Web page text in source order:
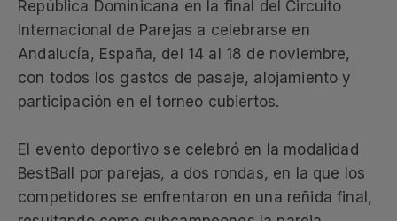
República Dominicana en la final del Circuito
Internacional de Parejas a celebrarse en
Andalucía, España, del 14 al 18 de noviembre,
con todos los gastos de pasaje, alojamiento y
participación en el torneo cubiertos.
El evento deportivo se celebró en la modalidad
BestBall por parejas, a dos rondas, en la que los
competidores se enfrentaron en una reñida final,